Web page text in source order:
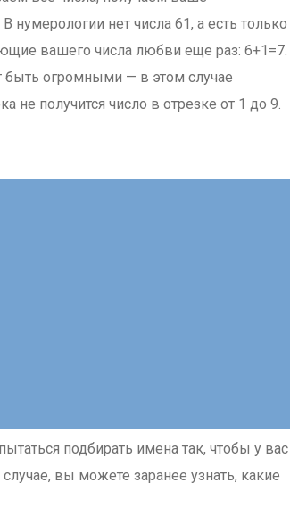
нумерологии нет числа 61, а есть только
вашего числа любви еще раз: 6+1=7.
быть огромными — в этом случае
не получится число в отрезке от 1 до 9.
подбирать имена так, чтобы у вас
вы можете заранее узнать, какие